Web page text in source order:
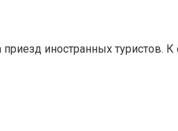
иностранных туристов.